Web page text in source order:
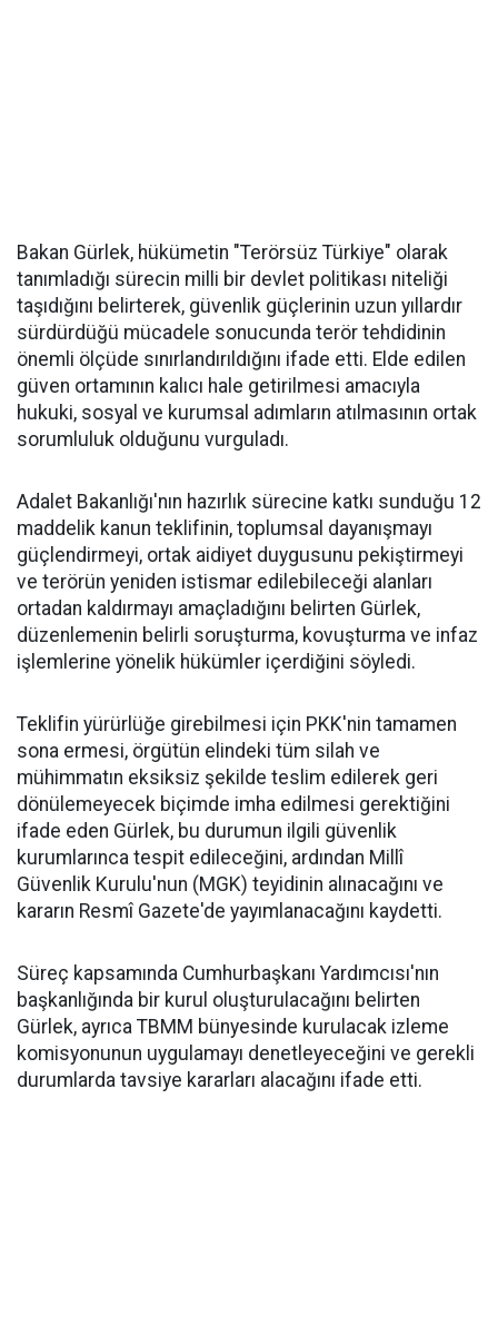
Bakan Gürlek, hükümetin "Terörsüz Türkiye" olarak
tanımladığı sürecin milli bir devlet politikası niteliği
taşıdığını belirterek, güvenlik güçlerinin uzun yıllardır
sürdürdüğü mücadele sonucunda terör tehdidinin
önemli ölçüde sınırlandırıldığını ifade etti. Elde edilen
güven ortamının kalıcı hale getirilmesi amacıyla
hukuki, sosyal ve kurumsal adımların atılmasının ortak
sorumluluk olduğunu vurguladı.
Adalet Bakanlığı'nın hazırlık sürecine katkı sunduğu 12
maddelik kanun teklifinin, toplumsal dayanışmayı
güçlendirmeyi, ortak aidiyet duygusunu pekiştirmeyi
ve terörün yeniden istismar edilebileceği alanları
ortadan kaldırmayı amaçladığını belirten Gürlek,
düzenlemenin belirli soruşturma, kovuşturma ve infaz
işlemlerine yönelik hükümler içerdiğini söyledi.
Teklifin yürürlüğe girebilmesi için PKK'nin tamamen
sona ermesi, örgütün elindeki tüm silah ve
mühimmatın eksiksiz şekilde teslim edilerek geri
dönülemeyecek biçimde imha edilmesi gerektiğini
ifade eden Gürlek, bu durumun ilgili güvenlik
kurumlarınca tespit edileceğini, ardından Millî
Güvenlik Kurulu'nun (MGK) teyidinin alınacağını ve
kararın Resmî Gazete'de yayımlanacağını kaydetti.
Süreç kapsamında Cumhurbaşkanı Yardımcısı'nın
başkanlığında bir kurul oluşturulacağını belirten
Gürlek, ayrıca TBMM bünyesinde kurulacak izleme
komisyonunun uygulamayı denetleyeceğini ve gerekli
durumlarda tavsiye kararları alacağını ifade etti.